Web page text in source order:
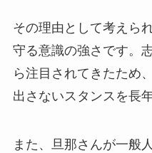
その理由として考えら
守る意識の強さです。
ら注目されてきたため
出さないスタンスを長
また、旦那さんが一般